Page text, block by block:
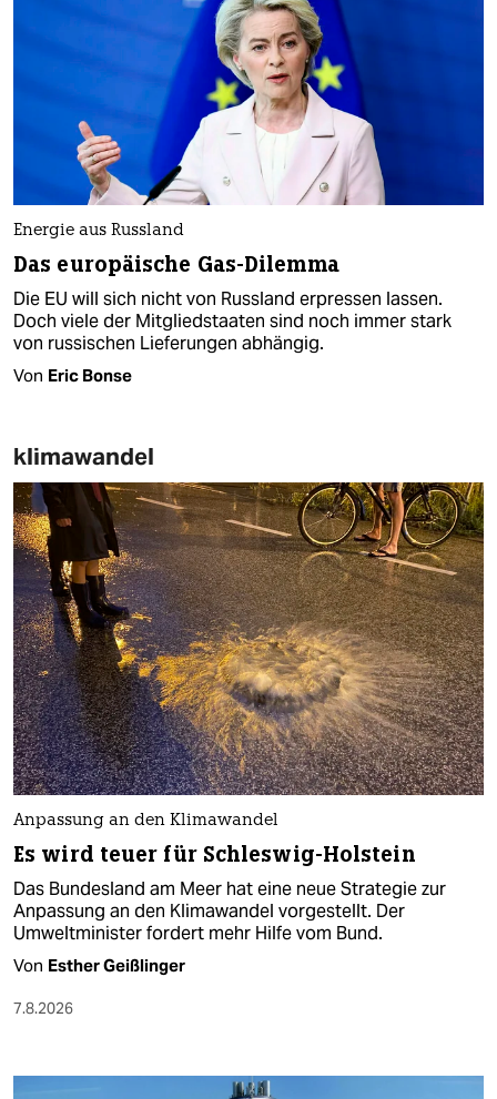
Energie aus Russland
Das europäische Gas-Dilemma
Die EU will sich nicht von Russland erpressen lassen.
Doch viele der Mitgliedstaaten sind noch immer stark
von russischen Lieferungen abhängig.
Von Eric Bonse
klimawandel
Anpassung an den Klimawandel
Es wird teuer für Schleswig-Holstein
Das Bundesland am Meer hat eine neue Strategie zur
Anpassung an den Klimawandel vorgestellt. Der
Umweltminister fordert mehr Hilfe vom Bund.
Von Esther Geißlinger
7.8.2026